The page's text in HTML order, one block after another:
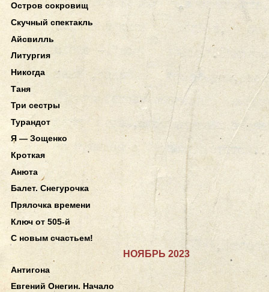
Остров сокровищ
Скучный спектакль
Айсвилль
Литургия
Никогда
Таня
Три сестры
Турандот
Я — Зощенко
Кроткая
Анюта
Балет. Снегурочка
Прялочка времени
Ключ от 505-й
С новым счастьем!
НОЯБРЬ 2023
Антигона
Евгений Онегин. Начало